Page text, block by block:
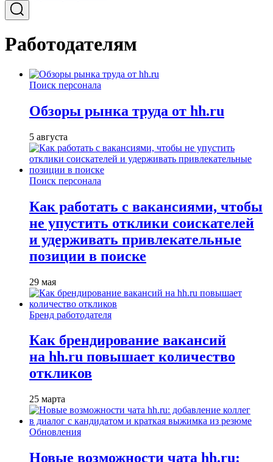
Работодателям
Поиск персонала
Обзоры рынка труда от hh.ru
5 августа
Поиск персонала
Как работать с вакансиями, чтобы
не упустить отклики соискателей
и удерживать привлекательные
позиции в поиске
29 мая
Бренд работодателя
Как брендирование вакансий
на hh.ru повышает количество
откликов
25 марта
Обновления
Новые возможности чата hh.ru: